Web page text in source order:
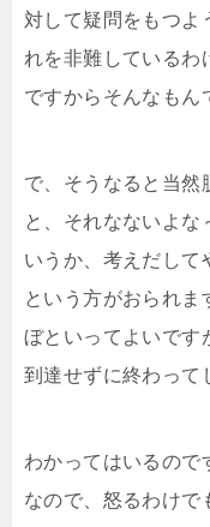
対して疑問をもつよ
れを非難しているわ
ですからそんなもん
で、そうなると当然
と、それなないよな
いうか、考えだして
という方がおられま
ぼといってよいです
到達せずに終わって
わかってはいるので
なので、怒るわけで